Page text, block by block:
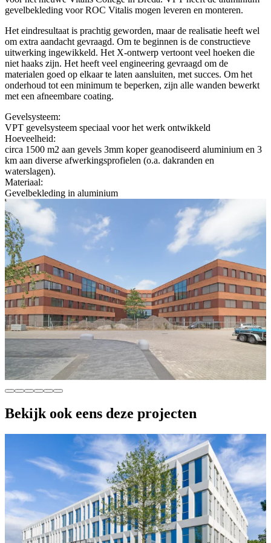
gevelbekleding voor ROC Vitalis mogen leveren en monteren.
Het eindresultaat is prachtig geworden, maar de realisatie heeft wel
om extra aandacht gevraagd. Om te beginnen is de constructieve
uitwerking ingewikkeld. Het X-ontwerp vertoont veel hoeken die
niet haaks zijn. Het heeft veel engineering gevraagd om de
materialen goed op elkaar te laten aansluiten, met succes. Om het
onderhoud tot een minimum te beperken, zijn alle wanden bewerkt
met een afneembare coating.
Gevelsysteem:
VPT gevelsysteem speciaal voor het werk ontwikkeld
Hoeveelheid:
circa 1500 m2 aan gevels 3mm koper geanodiseerd aluminium en 3
km aan diverse afwerkingsprofielen (o.a. dakranden en
waterslagen).
Materiaal:
Gevelbekleding in aluminium
Bekijk ook eens deze projecten